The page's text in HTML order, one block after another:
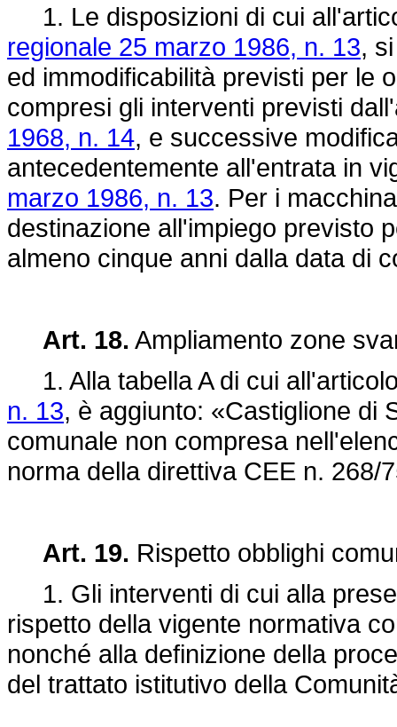
1. Le disposizioni di cui
regionale 25 marzo 1986, n. 13,
ed immodificabilità previsti per le
compresi gli interventi previsti
1968, n. 14, e successive
antecedentemente all'entrata in
marzo 1986, n. 13. Per i
destinazione all'impiego previsto
almeno cinque anni dalla data di
Art. 18. Ampliamento zone
1. Alla tabella A di cui
n. 13, è aggiunto: «Castiglione di
comunale non compresa
norma della direttiva CEE n. 268/
Art. 19. Rispetto obblighi
1. Gli interventi di cui alla
rispetto della vigente normativa
nonché alla definizione della
del trattato istitutivo della